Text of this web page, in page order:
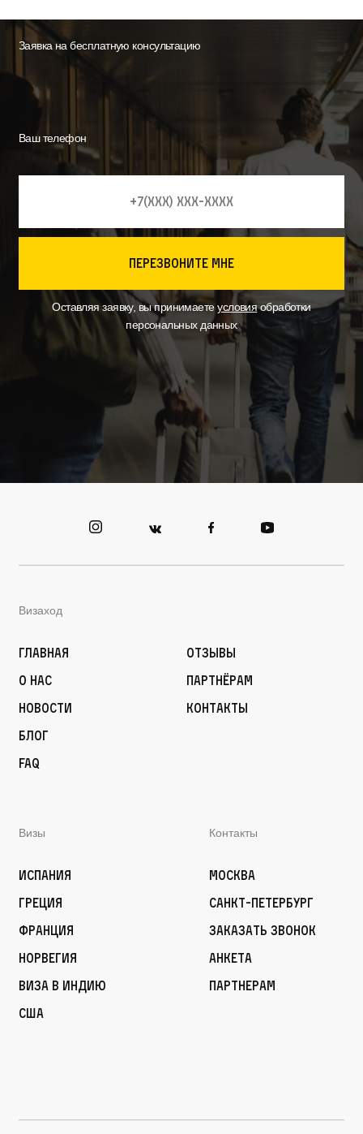
Заявка на бесплатную консультацию
Ваш телефон
перезвоните мне
Оставляя заявку, вы принимаетеусловияобработки
персональных данных
Визаход
Главная
О нас
Новости
Блог
FAQ
Отзывы
Партнёрам
Контакты
Визы
Испания
Греция
Франция
Норвегия
Виза в Индию
США
Контакты
Москва
Санкт-Петербург
Заказать звонок
Анкета
Партнерам